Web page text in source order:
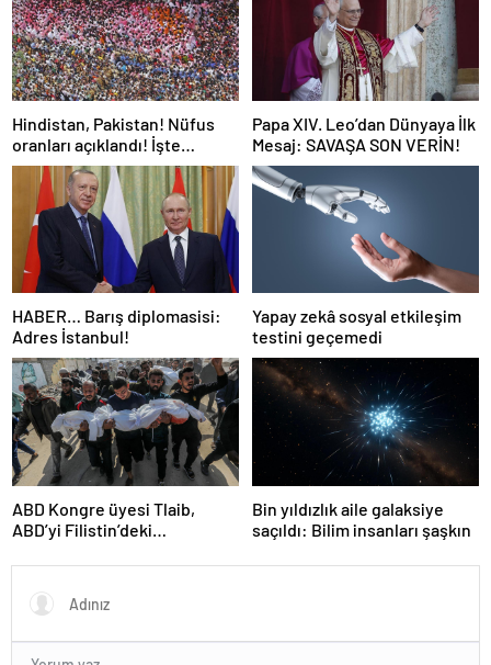
Hindistan, Pakistan! Nüfus
oranları açıklandı! İşte
Dünyanın en kalabalık ülkesi!
Dünya haritası ülkeler!
Papa XIV. Leo’dan Dünyaya İlk
Mesaj: SAVAŞA SON VERİN!
HABER… Barış diplomasisi:
Adres İstanbul!
Yapay zekâ sosyal etkileşim
testini geçemedi
ABD Kongre üyesi Tlaib,
ABD’yi Filistin’deki
olmakla itham etti
Bin yıldızlık aile galaksiye
saçıldı: Bilim insanları şaşkın